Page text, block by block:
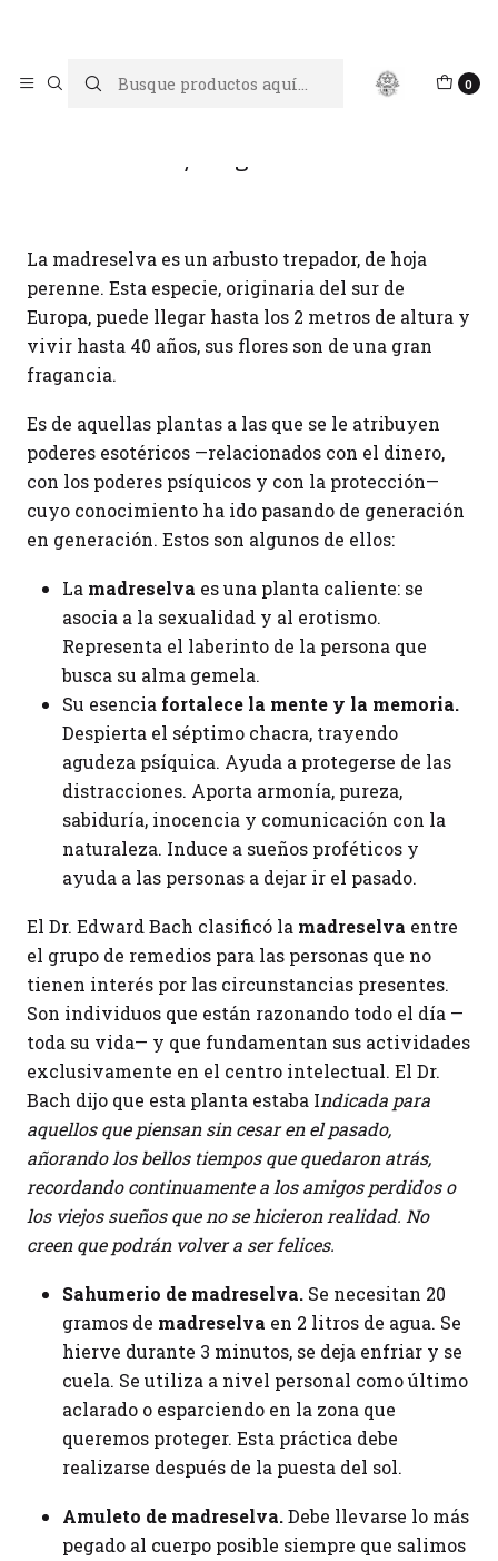
0
Inicio Blog Misterio y Magia: Madre Selva
La madreselva es un arbusto trepador, de hoja
perenne. Esta especie, originaria del sur de
Europa, puede llegar hasta los 2 metros de altura y
vivir hasta 40 años, sus flores son de una gran
fragancia.
Es de aquellas plantas a las que se le atribuyen
poderes esotéricos —relacionados con el dinero,
con los poderes psíquicos y con la protección—
cuyo conocimiento ha ido pasando de generación
en generación. Estos son algunos de ellos:
La madreselva es una planta caliente: se
asocia a la sexualidad y al erotismo.
Representa el laberinto de la persona que
busca su alma gemela.
Su esencia fortalece la mente y la memoria.
Despierta el séptimo chacra, trayendo
agudeza psíquica. Ayuda a protegerse de las
distracciones. Aporta armonía, pureza,
sabiduría, inocencia y comunicación con la
naturaleza. Induce a sueños proféticos y
ayuda a las personas a dejar ir el pasado.
El Dr. Edward Bach clasificó la madreselva entre
el grupo de remedios para las personas que no
tienen interés por las circunstancias presentes.
Son individuos que están razonando todo el día —
toda su vida— y que fundamentan sus actividades
exclusivamente en el centro intelectual. El Dr.
Bach dijo que esta planta estaba Indicada para
aquellos que piensan sin cesar en el pasado,
añorando los bellos tiempos que quedaron atrás,
recordando continuamente a los amigos perdidos o
los viejos sueños que no se hicieron realidad. No
creen que podrán volver a ser felices.
Sahumerio de madreselva. Se necesitan 20
gramos de madreselva en 2 litros de agua. Se
hierve durante 3 minutos, se deja enfriar y se
cuela. Se utiliza a nivel personal como último
aclarado o esparciendo en la zona que
queremos proteger. Esta práctica debe
realizarse después de la puesta del sol.
Amuleto de madreselva.Debe llevarse lo más
pegado al cuerpo posible siempre que salimos